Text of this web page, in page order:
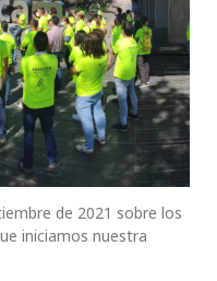
de 2021 sobre los
iniciamos nuestra